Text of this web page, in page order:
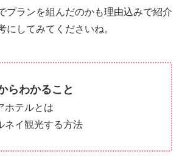
プランを組んだのかも理由込みで紹介
にしてみてくださいね。
らわかること
ホテルとは
ネイ観光する方法